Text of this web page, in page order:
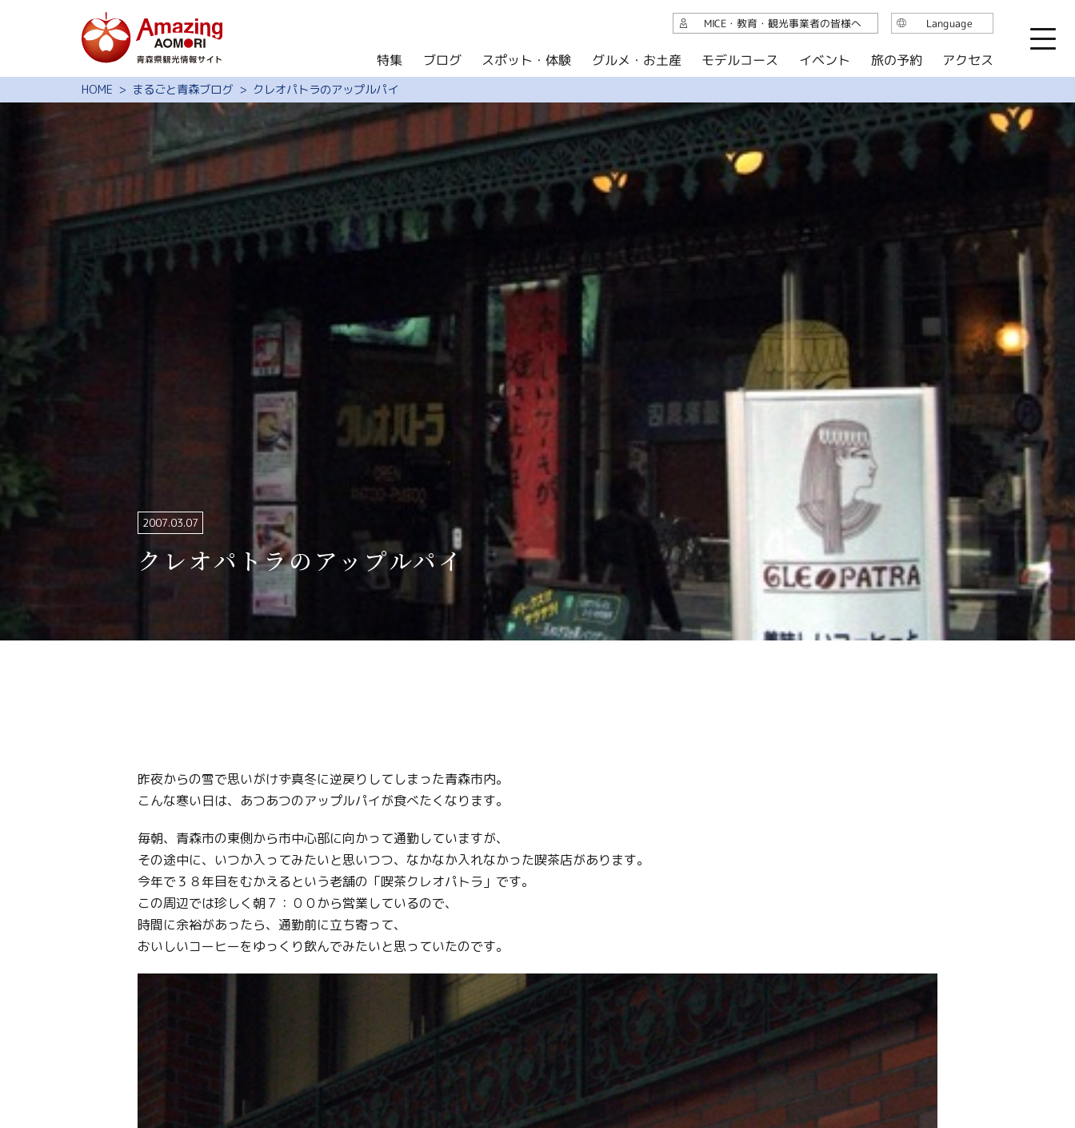
特集
ブログ
スポット・体験
グルメ・お土産
モデルコース
イベント
アクセス
観光ガイド
このサイトについて
サイト内検索
写真ライブラリー
動画ライブラリー
パンフレットダウンロード
よくある質問
運営組織について
関連リンク集
Language
日本語
English
繁体中文
简体中文
한국어
MICE・教育・観光事業者の皆様へ
HOME まるごと青森ブログ クレオパトラのアップルパイ
クレオパトラのアップルパイ
2007.03.07
昨夜からの雪で思いがけず真冬に逆戻りしてしまった青森市内。
こんな寒い日は、あつあつのアップルパイが食べたくなります。
毎朝、青森市の東側から市中心部に向かって通勤していますが、
その途中に、いつか入ってみたいと思いつつ、なかなか入れなかった喫茶店があります。
今年で３８年目をむかえるという老舗の「喫茶クレオパトラ」です。
この周辺では珍しく朝７：００から営業しているので、
時間に余裕があったら、通勤前に立ち寄って、
おいしいコーヒーをゆっくり飲んでみたいと思っていたのです。
特集 ブログ スポット・体験 グルメ・お土産 モデルコース イベント 旅の予約 アクセス
MICE・教育・観光事業者の皆様へ Language
English
简体中文
한국어